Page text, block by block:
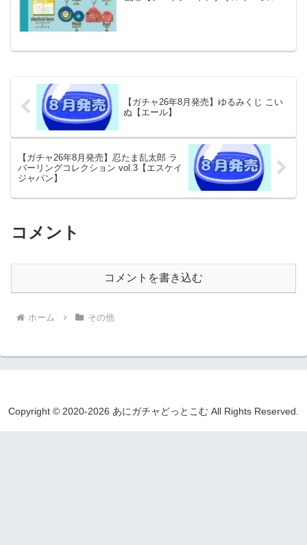
【ガチャ26年8月発売】ゆるみくじ こい
ぬ【エール】
【ガチャ26年8月発売】忍たま乱太郎 ラ
バーリングコレクション vol.3【エスケイ
ジャパン】
コメント
コメントを書き込む
ホーム その他
Copyright © 2020-2026 あにガチャどっとこむ All Rights Reserved.